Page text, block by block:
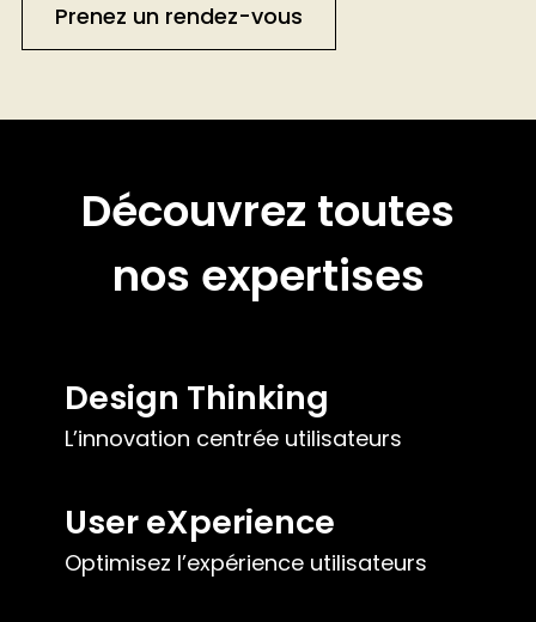
Prenez un rendez-vous
Découvrez toutes
nos expertises
Design Thinking
L’innovation centrée utilisateurs
User eXperience
Optimisez l’expérience utilisateurs